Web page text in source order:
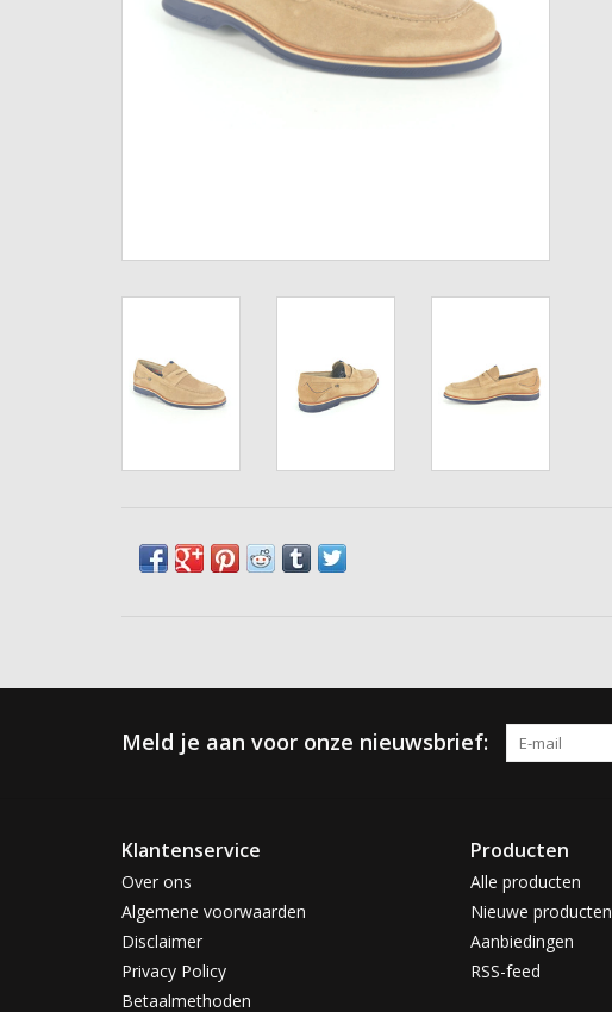
Meld je aan voor onze nieuwsbrief:
Klantenservice
Over ons
Algemene voorwaarden
Disclaimer
Privacy Policy
Betaalmethoden
Producten
Alle producten
Nieuwe producten
Aanbiedingen
RSS-feed